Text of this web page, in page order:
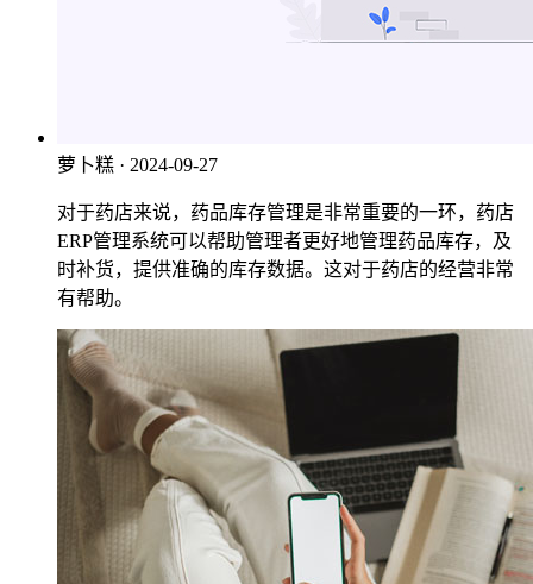
萝卜糕 · 2024-09-27
对于药店来说，药品库存管理是非常重要的一环，药店
ERP管理系统可以帮助管理者更好地管理药品库存，及
时补货，提供准确的库存数据。这对于药店的经营非常
有帮助。